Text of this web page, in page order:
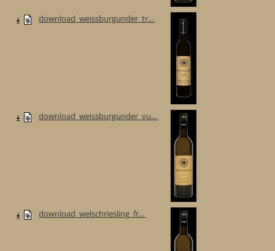
download_weissburgunder_tr...
download_weissburgunder_vu...
download_welschriesling_fr...